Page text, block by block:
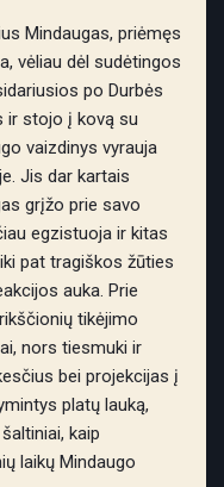
Mindaugas, priėmęs
vėliau dėl sudėtingos
po Durbės
ir stojo į kovą su
vaizdinys vyrauja
Jis dar kartais
grįžo prie savo
egzistuoja ir kitas
pat tragiškos žūties
auka. Prie
tikėjimo
nors tiesmuki ir
bei projekcijas į
platų lauką,
kaip
laikų Mindaugo